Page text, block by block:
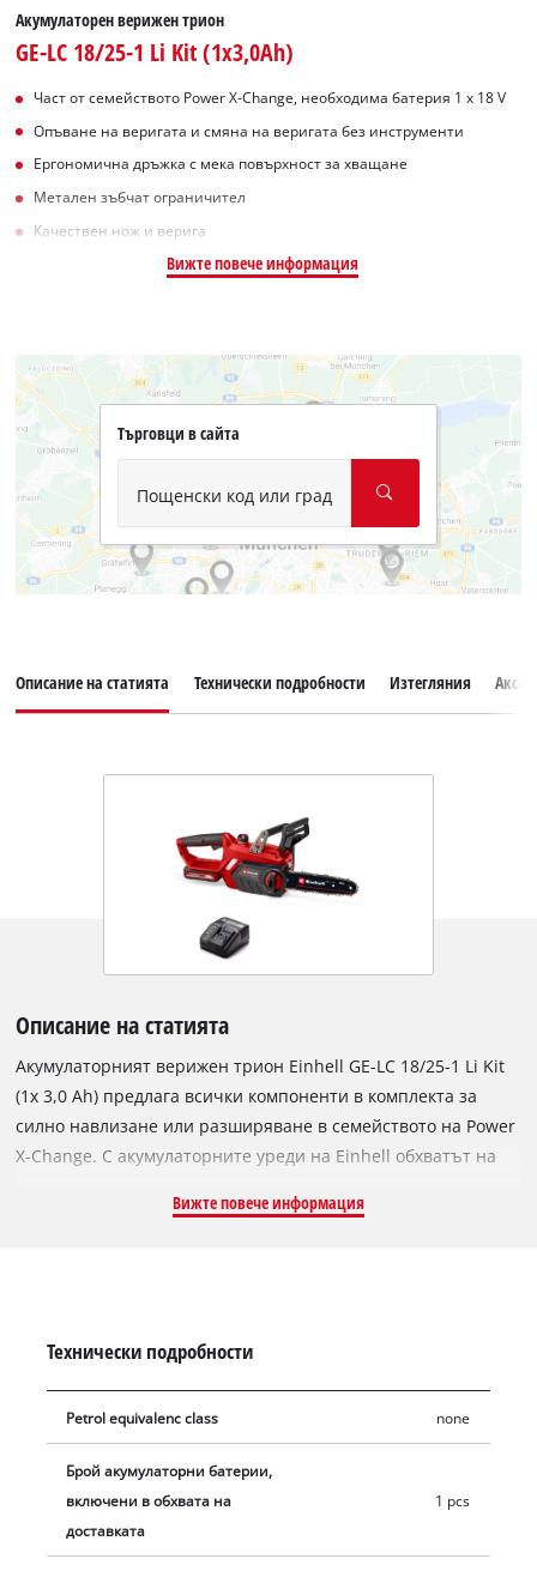
Акумулаторен верижен трион
GE-LC 18/25-1 Li Kit (1x3,0Ah)
Част от семейството Power X-Change, необходима батерия 1 x 18 V
Опъване на веригата и смяна на веригата без инструменти
Ергономична дръжка с мека повърхност за хващане
Метален зъбчат ограничител
Качествен нож и верига
Вижте повече информация
Търговци в сайта
Пощенски код или град
Описание на статията Технически подробности Изтегляния
Описание на статията
Акумулаторният верижен трион Einhell GE-LC 18/25-1 Li Kit
(1x 3,0 Ah) предлага всички компоненти в комплекта за
силно навлизане или разширяване в семейството на Power
X-Change. С акумулаторните уреди на Einhell обхватът на
почти неограничен: Спъване в преплетени кабели,
Комплектът включва акумулаторен верижен трион GE-LC
18/25-1 Li: надежден инструмент за кастрене и отсичане на
малки и средни дървета, обработка на дърва за огрев и
с дължина на рязане 23 см е оборудван с висококачествена
верига с дебелина на задвижващото звено 1,1 мм, 40
задвижващи звена и стъпка на веригата 3/8". Оптимална
Вижте повече информация
Технически подробности
Petrol equivalenc class none
Брой акумулаторни батерии,
включени в обхвата на
доставката
1 pcs